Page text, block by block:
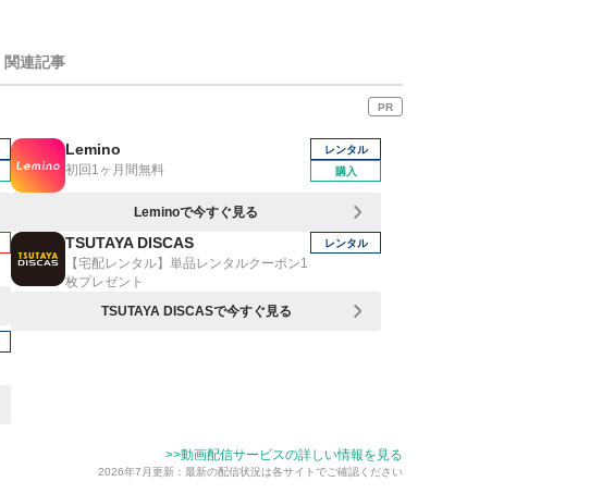
関連記事
PR
Lemino
初回1ヶ月間無料
レンタル
購入
Leminoで今すぐ見る
TSUTAYA DISCAS
【宅配レンタル】単品レンタルクーポン1
枚プレゼント
レンタル
TSUTAYA DISCASで今すぐ見る
>>動画配信サービスの詳しい情報を見る
2026年7月更新：最新の配信状況は各サイトでご確認ください